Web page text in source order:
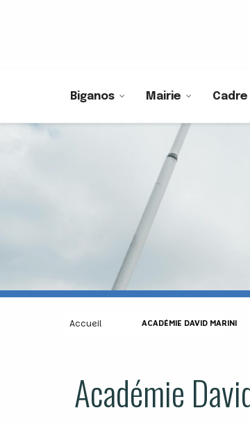
Biganos Mairie
Accueil ACADÉMIE DAVID MARINI
Académie